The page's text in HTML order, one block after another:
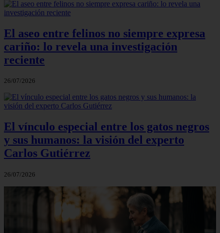
El aseo entre felinos no siempre expresa
cariño: lo revela una investigación
reciente
26/07/2026
El vínculo especial entre los gatos negros
y sus humanos: la visión del experto
Carlos Gutiérrez
26/07/2026